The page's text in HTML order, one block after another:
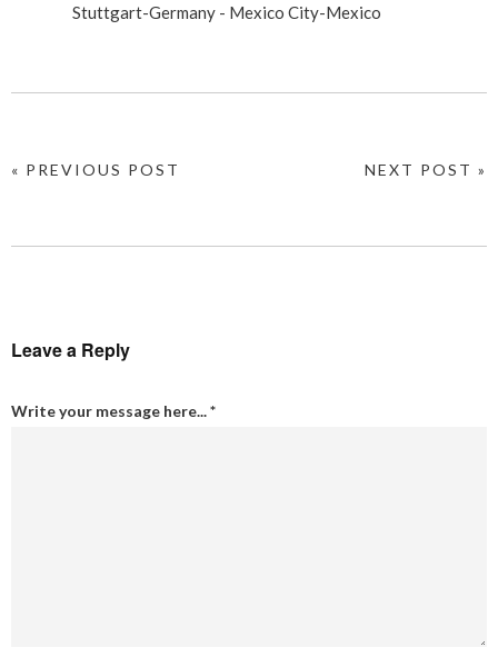
Stuttgart-Germany - Mexico City-Mexico
NEXT POST »
« PREVIOUS POST
Leave a Reply
Write your message here...*